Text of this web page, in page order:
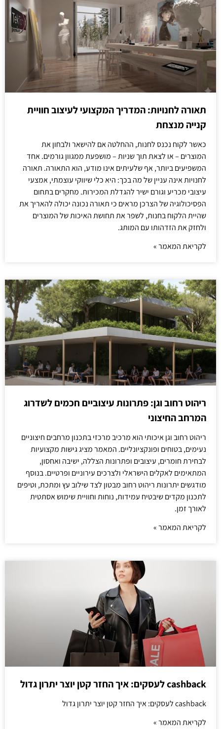
תאורה לחנויות: המדריך המקצועי לעיצוב חוויית
קנייה מנצחת
כאשר לקוח נכנס לחנות, ההחלטה אם להישאר ולבחון את
המוצרים – או לצאת תוך שניות – מושפעת ממגוון גורמים. אחד
המשפיעים ביותר, אף שלעיתים אינו מודע, הוא התאורה. תאורה
לחנויות אינה עניין של מה בכך: היא כלי שיווקי עוצמתי, אמצעי
עיצובי מכריע וגורם ישיר להגדלת המכירות. מחקרים בתחום
הפסיכולוגיה של הצרכן מראים כי תאורה נכונה יכולה להאריך את
שהיית הלקוח בחנות, לשפר את תחושת האיכות של המוצרים
ולחזק את הזדהותו עם המותג.
לקריאת המאמר »
ריהוט רחוב וגן: פתרונות עיצוביים חכמים לשדרוג
המרחב החיצוני
ריהוט רחוב וגן איכותי הוא מרכיב מרכזי בתכנון מרחבים חיצוניים
נעימים, בטוחים ופונקציונליים. המאמר מציג גישות מקצועיות
לבחירת חומרים, עיצובים ופתרונות הצללה, ישיבה ואחסון,
המתאימים לאקלים הישראלי ולצרכים עירוניים ופרטיים. בנוסף
מודגשים יתרונות ריהוט רחוב מבטון לצד שילוב עץ ומתכת, וטיפים
לתכנון מקדים שיבטיח עמידות, נוחות וחוויית שימוש אסתטית
לאורך זמן.
לקריאת המאמר »
cashback לעסקים: איך החזר קטן יוצר יתרון גדול
cashback לעסקים: איך החזר קטן יוצר יתרון גדול
לקריאת המאמר »